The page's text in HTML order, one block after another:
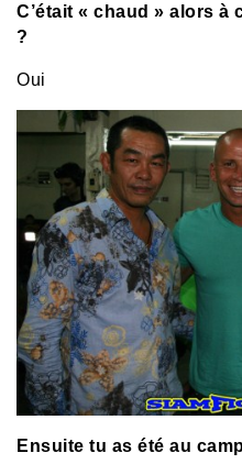
C’était « chaud » alors à
?
Oui
Ensuite tu as été au